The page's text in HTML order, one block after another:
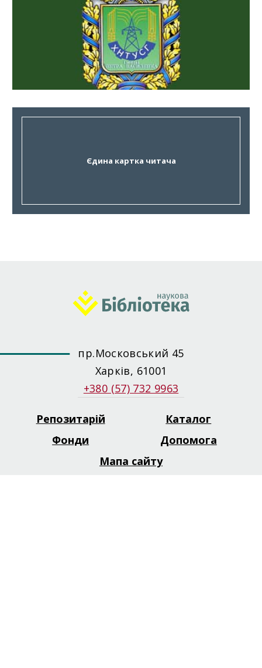
Єдина картка читача
пр.Московський 45
Харків, 61001
+380 (57) 732 9963
FooterРепозитарій
Каталог
Фонди
Допомога
Мапа сайту